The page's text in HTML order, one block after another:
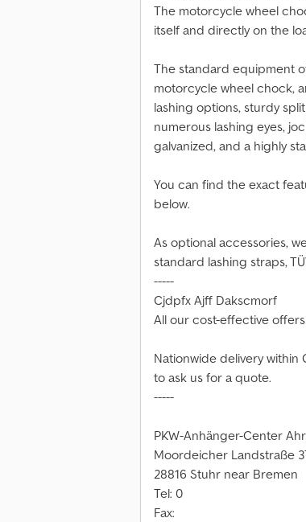
The motorcycle wheel
itself and directly on the
The standard equipment
motorcycle wheel chock,
lashing options, sturdy
numerous lashing eyes,
galvanized, and a highly
You can find the exact
below.
As optional accessories,
standard lashing straps,
-----
Cjdpfx Ajff Dakscmorf
All our cost-effective
Nationwide delivery within
to ask us for a quote.
-----
PKW-Anhänger-Center
Moordeicher Landstraße
28816 Stuhr near Bremen
Tel: 0
Fax: